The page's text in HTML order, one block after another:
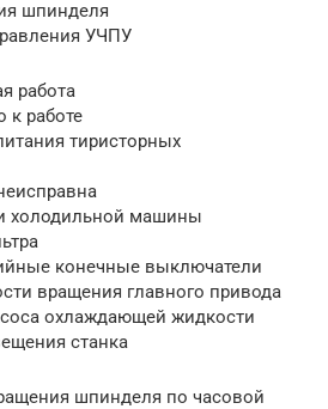
шпинделя
УЧПУ
работа
к работе
тиристорных
холодильной машины
конечные выключатели
вращения главного привода
охлаждающей жидкости
станка
шпинделя по часовой